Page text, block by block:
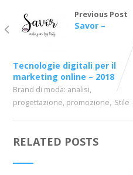
Previous Post
Savor –
Tecnologie digitali per il
marketing online – 2018
Brand di moda: analisi,
progettazione, promozione, Stile
RELATED POSTS